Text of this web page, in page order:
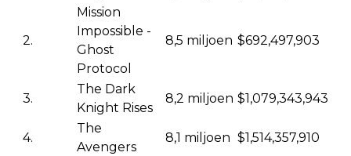
2.
Mission
Impossible -
Ghost
Protocol
8,5 miljoen $692,497,903
3.
The Dark
Knight Rises
8,2 miljoen $1,079,343,943
4.
The
Avengers
8,1 miljoen $1,514,357,910